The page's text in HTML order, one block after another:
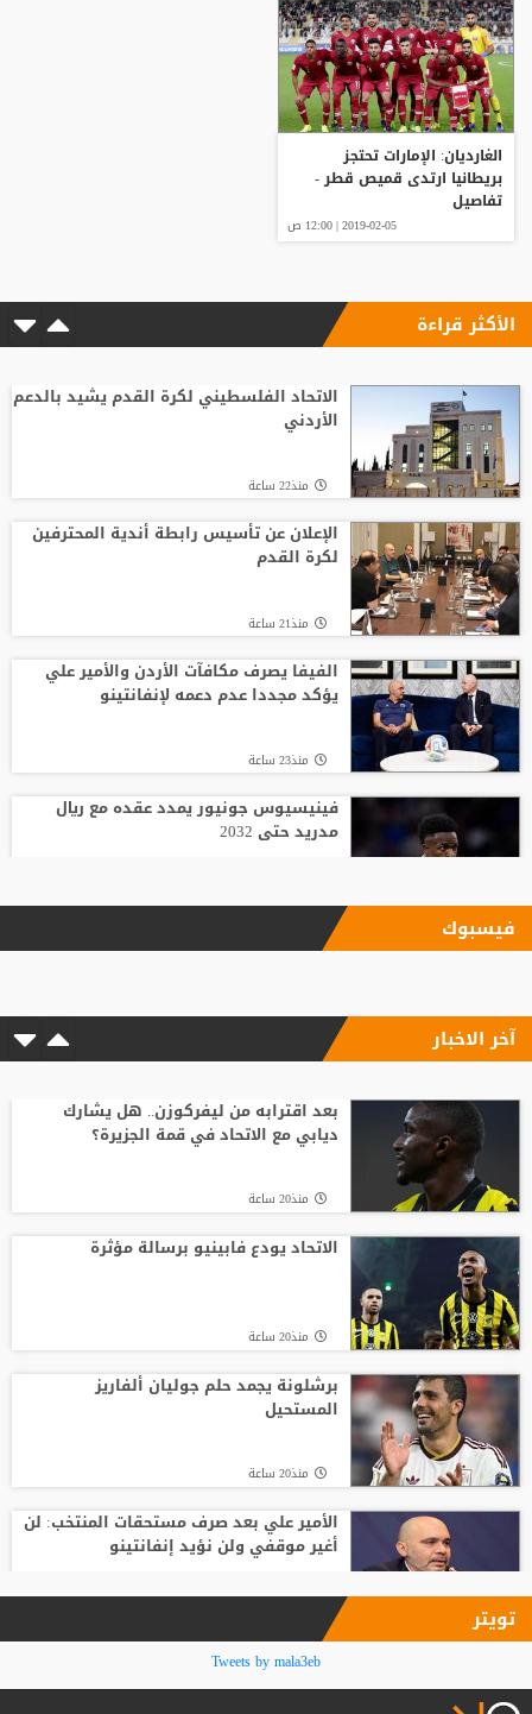
الغارديان: الإمارات تحتجز
بريطانيا ارتدى قميص قطر -
تفاصيل
2019-02-05 | 12:00 ص
الأكثر قراءة
الاتحاد الفلسطيني لكرة القدم يشيد بالدعم
الأردني
منذ22 ساعة
الإعلان عن تأسيس رابطة أندية المحترفين
لكرة القدم
منذ21 ساعة
الفيفا يصرف مكافآت الأردن والأمير علي
يؤكد مجددا عدم دعمه لإنفانتينو
منذ23 ساعة
فينيسيوس جونيور يمدد عقده مع ريال
مدريد حتى 2032
الاتحاد يودع فابينيو برسالة مؤثرة
رابطة وطنية يعارض ترشيح القطري الخليفي
أغلى لاعب في تاريخ إفريقيا.. ديوماندي يترك
معسكر لايبزيغ للانضمام لريال مدريد
ريال مدريد يتعاقد مع الجناح العاجي يان
ديوماندي
فيسبوك
آخر الاخبار
بعد اقترابه من ليفركوزن.. هل يشارك
ديابي مع الاتحاد في قمة الجزيرة؟
منذ20 ساعة
الاتحاد يودع فابينيو برسالة مؤثرة
منذ20 ساعة
برشلونة يجمد حلم جوليان ألفاريز
المستحيل
منذ20 ساعة
الأمير علي بعد صرف مستحقات المنتخب: لن
أغير موقفي ولن نؤيد إنفانتينو
فينيسيوس جونيور يمدد عقده مع ريال
مدريد حتى 2032
تويتر
Tweets by mala3eb